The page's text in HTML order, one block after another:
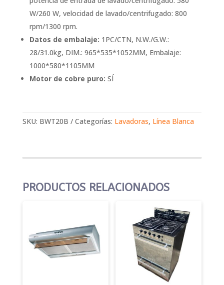
W/260 W, velocidad de lavado/centrifugado: 800
rpm/1300 rpm.
Datos de embalaje: 1PC/CTN, N.W./G.W.:
28/31.0kg, DIM.: 965*535*1052MM, Embalaje:
1000*580*1105MM
Motor de cobre puro: SÍ
SKU: BWT20B Categorías: Lavadoras, Línea Blanca
PRODUCTOS RELACIONADOS